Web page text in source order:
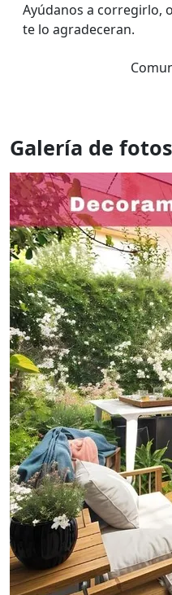
Ayúdanos a corregirlo,
te lo agradeceran.
Galería de fotos